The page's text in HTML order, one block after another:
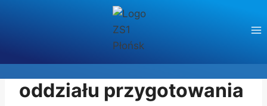
Lista kandydatów do
oddziału przygotowania